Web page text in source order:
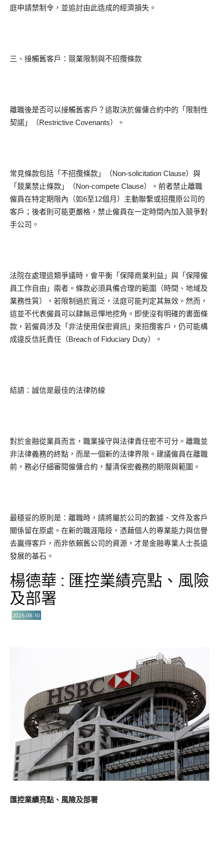
庭申請禁制令，並追討由此造成的經濟損失。
三、接觸舊客戶：競業限制與不招攬條款
離職後是否可以接觸舊客戶？這取決於僱傭合約中的「限制性
契諾」（Restrictive Covenants）。
常見條款包括「不招攬條款」（Non-solicitation Clause）與
「競業禁止條款」（Non-compete Clause）。前者禁止離職
僱員在特定期限內（如6至12個月）主動聯繫或招攬原公司的
客戶；後者則可能更嚴格，禁止僱員在一定時間內加入競爭對
手公司。
法院在處理這類爭議時，會平衡「保障商業利益」與「保障僱
員工作自由」兩者。條款必須具備合理的範圍（時間、地域及
業務性質），若限制過於寬泛，法庭可能判定其無效。然而，
這並不代表僱員可以肆無忌憚地挖角。即使沒有明確的書面條
款，若僱員涉及「非法使用保密資訊」來招攬客戶，仍可能構
成違反信託責任（Breach of Fiduciary Duty）。
結語：誠信是最佳的法律防線
對於金融從業員而言，職業操守與法律責任密不可分。離職並
非法律義務的終點，而是一個新的法律界限。建議僱員在離職
前，務必仔細審閱僱傭合約，釐清保密義務的期限與範圍。
最穩妥的原則是：離職時，請將屬於公司的數據、文件及客戶
關係留在原處。在新的職涯階段，憑藉個人的專業能力與信譽
去贏得客戶，而非依賴舊公司的資源，才是金融專業人士長遠
發展的基石。
楊德華 : 匯控業績亮點、風險
及部署
2026-08-10
匯控業績亮點、風險及部署